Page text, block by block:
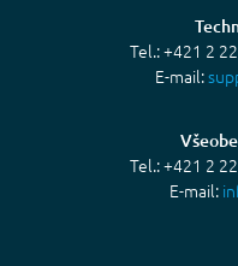
Tel.: +421 2
E-mail:
Tel.: +421 2
E-mail: